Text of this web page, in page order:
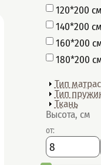
120*200 см
140*200 см
160*200
180*200
Показать
Тип
Показать
Тип
Показать
Ткань
Высота, см
от: